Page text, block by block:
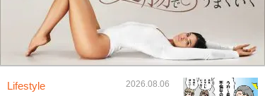
Lifestyle 2026.08.06